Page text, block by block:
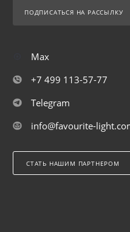
ПОДПИСАТЬСЯ НА РАССЫЛКУ
Max
+7 499 113-57-77
Telegram
info@favourite-
СТАТЬ НАШИМ ПАРТНЕРОМ